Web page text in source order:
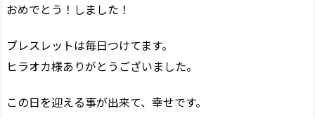
おめでとう！しました！
ブレスレットは毎日つけてます。
ヒラオカ様ありがとうございました。
この日を迎える事が出来て、幸せです。